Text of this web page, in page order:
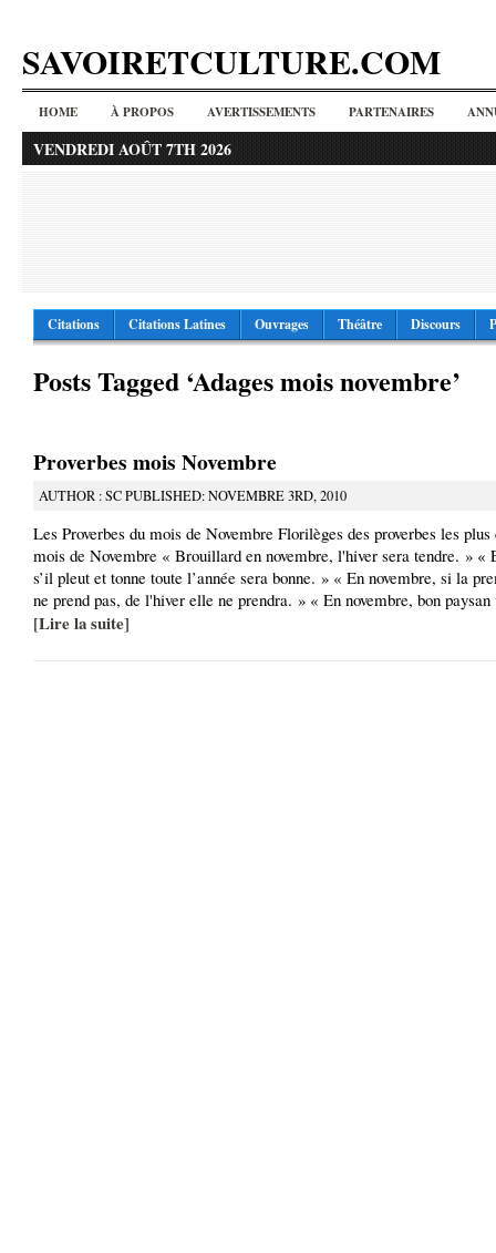
SAVOIRETCULTURE.COM
HOME À PROPOS AVERTISSEMENTS PARTENAIRES
VENDREDI AOÛT 7TH 2026
Citations Citations Latines Ouvrages Théâtre Discours
Posts Tagged ‘Adages mois novembre’
Proverbes mois Novembre
AUTHOR : SC PUBLISHED: NOVEMBRE 3RD, 2010
Les Proverbes du mois de Novembre Florilèges des proverbes les
mois de Novembre « Brouillard en novembre, l'hiver sera tendre. » «
s’il pleut et tonne toute l’année sera bonne. » « En novembre, si la
ne prend pas, de l'hiver elle ne prendra. » « En novembre, bon paysan
[Lire la suite]